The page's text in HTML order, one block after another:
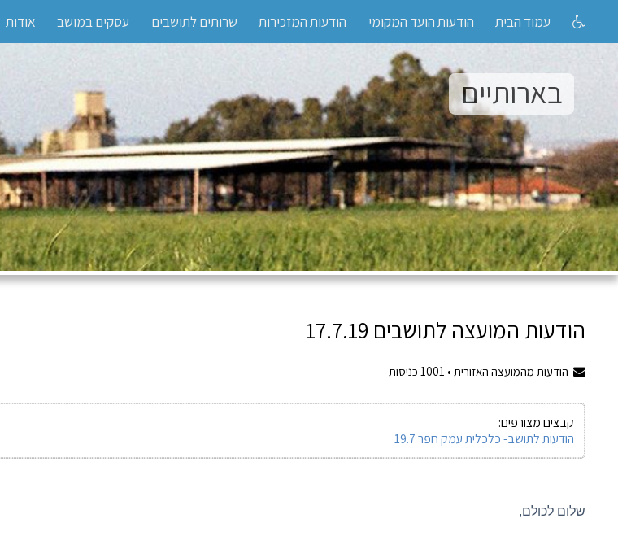
עמוד הבית הודעות הועד המקומי הודעות המזכירות שרותים לתושבים עסקים במושב אודות
בארותיים
הודעות המועצה לתושבים 17.7.19
הודעות מהמועצה האזורית • 1001 כניסות
קבצים מצורפים:
‏‏‏‏‏‏‏‏‏‏‏‏‏‏‏‏‏‏‏‏‏‏‏‏‏‏‏‏הודעות לתושב- כלכלית עמק חפר 19.7
שלום לכולם,